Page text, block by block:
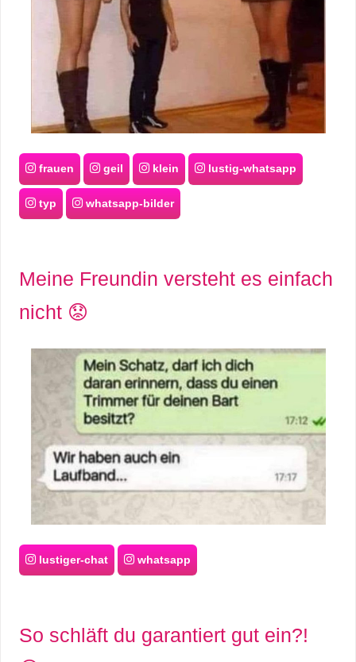
frauen geil klein lustig-whatsapp
typ whatsapp-bilder
Meine Freundin versteht es einfach
nicht 😟
lustiger-chat whatsapp
So schläft du garantiert gut ein?!